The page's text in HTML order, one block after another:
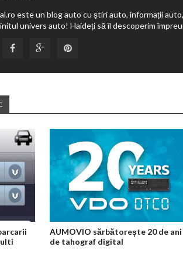
este un blog auto cu știri auto, informații
univers auto! Haideți să îl descoperim
AUMOVIO sărbătorește 20 de ani
de tahograf digital